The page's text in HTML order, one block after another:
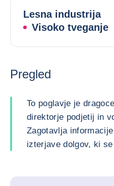
Lesna industrija
Visoko tveganje
Pregled
To poglavje je
direktorje podjetij in
Zagotavlja
izterjave dolgov, ki